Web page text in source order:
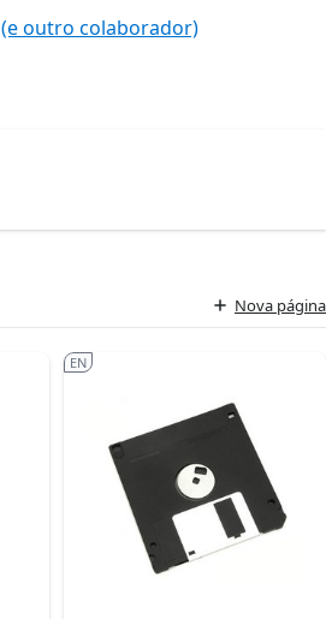
(e outro colaborador)
Nova página
EN